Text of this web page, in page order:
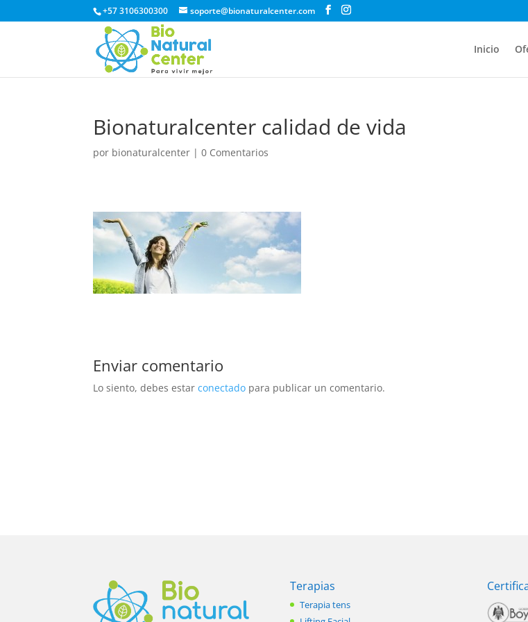
+57 3106300300 soporte@bionaturalcenter.com
Inicio
Bionaturalcenter calidad de vida
por bionaturalcenter |0 Comentarios
Enviar comentario
Lo siento, debes estarconectado para publicar un comentario.
Terapias
Terapia tens